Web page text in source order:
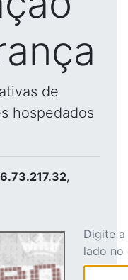
de
hospedados
,
Digite
lado no